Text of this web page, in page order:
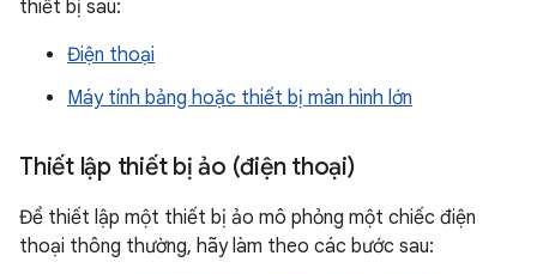
thiết bị sau:
Điện thoại
Máy tính bảng hoặc thiết bị màn hình lớn
Thiết lập thiết bị ảo (điện thoại)
Để thiết lập một thiết bị ảo mô phỏng một chiếc điện
thoại thông thường, hãy làm theo các bước sau: